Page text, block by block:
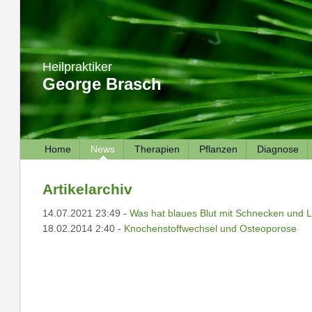
Heilpraktiker
George Brasch
Home News Therapien Pflanzen Diagnose
Artikelarchiv
14.07.2021 23:49 - Was hat blaues Blut mit Schnecken und
18.02.2014 2:40 - Knochenstoffwechsel und Osteoporose